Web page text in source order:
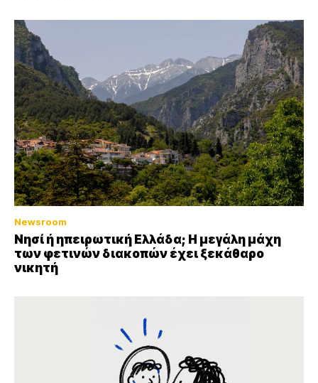
Newsroom
Νησί ή ηπειρωτική Ελλάδα; Η μεγάλη μάχη
των φετινών διακοπών έχει ξεκάθαρο
νικητή